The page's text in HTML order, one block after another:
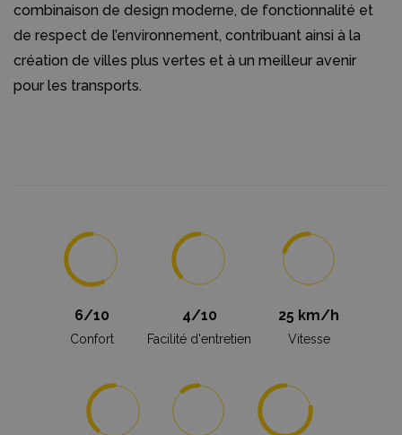
combinaison de design moderne, de fonctionnalité et
de respect de l’environnement, contribuant ainsi à la
création de villes plus vertes et à un meilleur avenir
pour les transports.
6/10
Confort
4/10
Facilité d'entretien
25 km/h
Vitesse